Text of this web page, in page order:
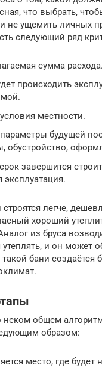
что выбрать,
не ущемить личных
следующий ряд
сумма расхода.
происходить
местности.
будущей
обустройство,
завершится
эксплуатация.
легче,
хороший
из бруса
утеплять, и он может
бани создаётся
неком общем
образом:
место, где будет